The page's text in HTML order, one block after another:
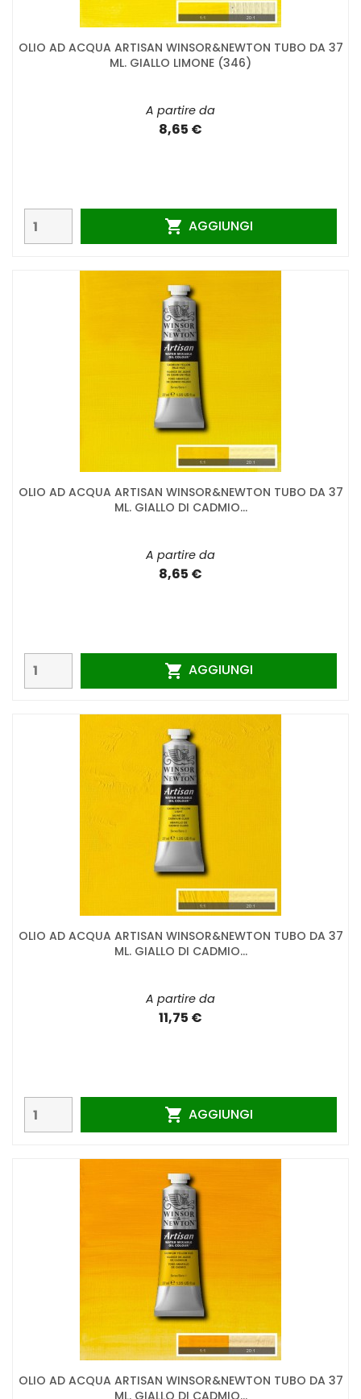
OLIO AD ACQUA ARTISAN WINSOR&NEWTON TUBO DA 37
ML. GIALLO LIMONE (346)
A partire da
8,65 €
 AGGIUNGI
OLIO AD ACQUA ARTISAN WINSOR&NEWTON TUBO DA 37
ML. GIALLO DI CADMIO...
A partire da
8,65 €
 AGGIUNGI
OLIO AD ACQUA ARTISAN WINSOR&NEWTON TUBO DA 37
ML. GIALLO DI CADMIO...
A partire da
11,75 €
 AGGIUNGI
OLIO AD ACQUA ARTISAN WINSOR&NEWTON TUBO DA 37